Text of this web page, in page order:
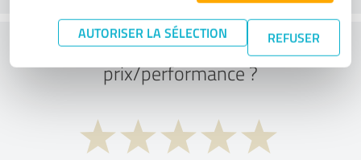
AUTORISER LA SÉLECTION REFUSER
Que pensez-vous du rapport
prix/performance ?